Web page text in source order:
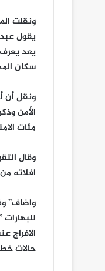
ونقلت
يعد
سكان
ونقل أن
الأمن
مئات
وقال
افلاته
واضاف”
الافراج
حالات